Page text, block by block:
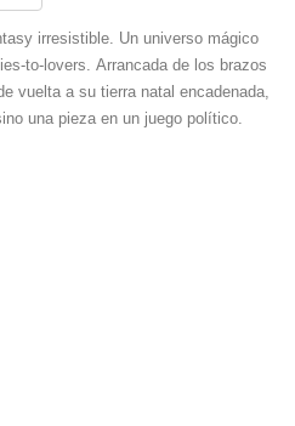
irresistible. Un universo mágico
to-lovers. Arrancada de los brazos
vuelta a su tierra natal encadenada,
una pieza en un juego político.